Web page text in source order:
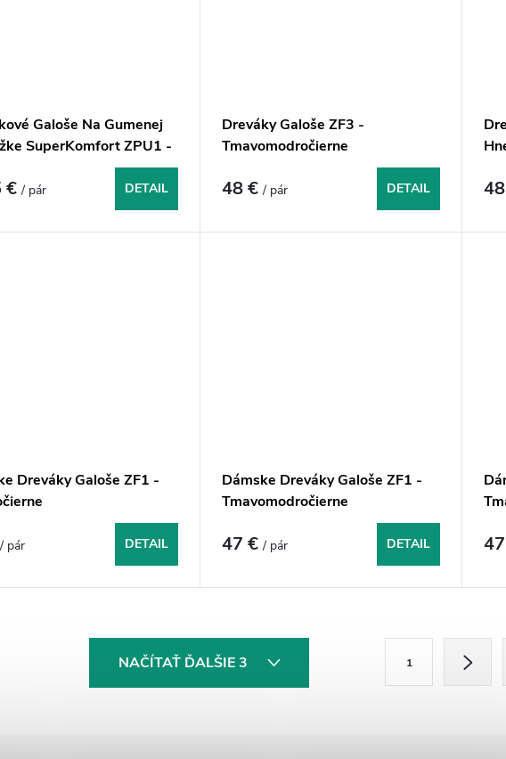
Galoše Na Gumenej
SuperKomfort ZPU1 -
€/ pár DETAIL
Dreváky Galoše ZF3 -
Tmavomodročierne
48 €/ pár DETAIL
Dreváky Galoše ZF1 -
/ pár DETAIL
Dámske Dreváky Galoše ZF1 -
Tmavomodročierne
47 €/ pár DETAIL
NAČÍTAŤ ĎALŠIE 3 1